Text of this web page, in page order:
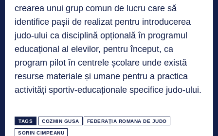
crearea unui grup comun de lucru care să
identifice pașii de realizat pentru introducerea
judo-ului ca disciplină opțională în programul
educațional al elevilor, pentru început, ca
program pilot în centrele școlare unde există
resurse materiale și umane pentru a practica
activități sportiv-educaționale specifice judo-ului.
TAGS COZMIN GUSA FEDERAȚIA ROMANA DE JUDO
SORIN CIMPEANU